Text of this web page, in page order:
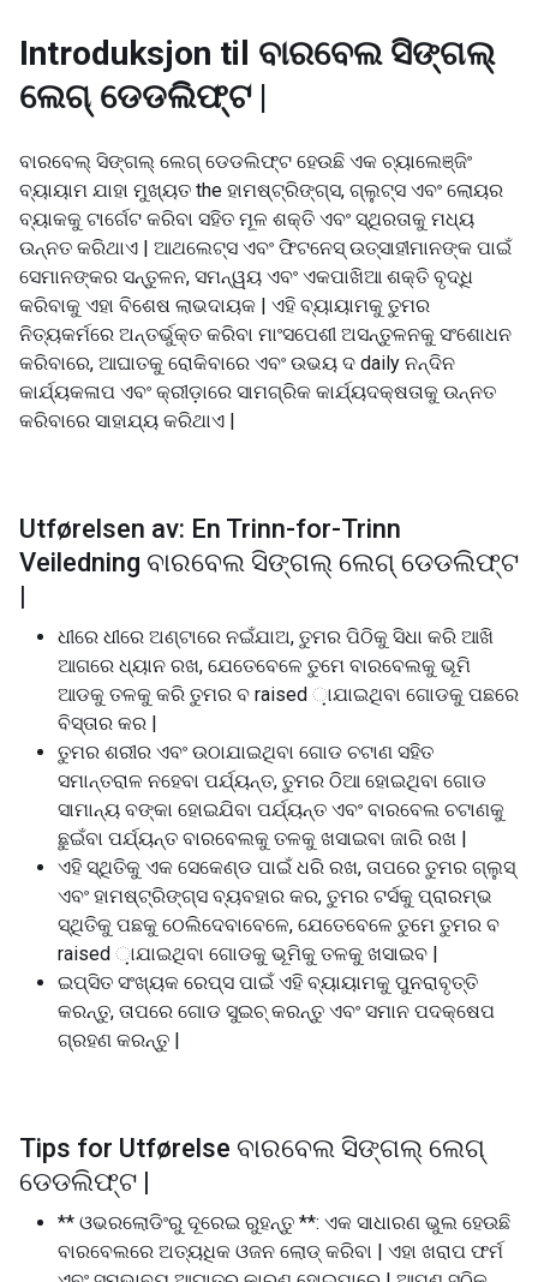
Introduksjon til ବାରବେଲ ସିଙ୍ଗଲ୍
ଲେଗ୍ ଡେଡଲିଫ୍ଟ |
ବାରବେଲ୍ ସିଙ୍ଗଲ୍ ଲେଗ୍ ଡେଡଲିଫ୍ଟ ହେଉଛି ଏକ ଚ୍ୟାଲେଞ୍ଜିଂ
ବ୍ୟାୟାମ ଯାହା ମୁଖ୍ୟତ the ହାମଷ୍ଟ୍ରିଙ୍ଗ୍ସ, ଗ୍ଲୁଟ୍ସ ଏବଂ ଲୋୟର
ବ୍ୟାକକୁ ଟାର୍ଗେଟ କରିବା ସହିତ ମୂଳ ଶକ୍ତି ଏବଂ ସ୍ଥିରତାକୁ ମଧ୍ୟ
ଉନ୍ନତ କରିଥାଏ | ଆଥଲେଟ୍ସ ଏବଂ ଫିଟନେସ୍ ଉତ୍ସାହୀମାନଙ୍କ ପାଇଁ
ସେମାନଙ୍କର ସନ୍ତୁଳନ, ସମନ୍ୱୟ ଏବଂ ଏକପାଖିଆ ଶକ୍ତି ବୃଦ୍ଧି
କରିବାକୁ ଏହା ବିଶେଷ ଲାଭଦାୟକ | ଏହି ବ୍ୟାୟାମକୁ ତୁମର
ନିତ୍ୟକର୍ମରେ ଅନ୍ତର୍ଭୁକ୍ତ କରିବା ମାଂସପେଶୀ ଅସନ୍ତୁଳନକୁ ସଂଶୋଧନ
କରିବାରେ, ଆଘାତକୁ ରୋକିବାରେ ଏବଂ ଉଭୟ ଦ daily ନନ୍ଦିନ
କାର୍ଯ୍ୟକଳାପ ଏବଂ କ୍ରୀଡ଼ାରେ ସାମଗ୍ରିକ କାର୍ଯ୍ୟଦକ୍ଷତାକୁ ଉନ୍ନତ
କରିବାରେ ସାହାଯ୍ୟ କରିଥାଏ |
Utførelsen av: En Trinn-for-Trinn
Veiledning ବାରବେଲ ସିଙ୍ଗଲ୍ ଲେଗ୍ ଡେଡଲିଫ୍ଟ
|
ଧୀରେ ଧୀରେ ଅଣ୍ଟାରେ ନଇଁଯାଅ, ତୁମର ପିଠିକୁ ସିଧା କରି ଆଖି
ଆଗରେ ଧ୍ୟାନ ରଖ, ଯେତେବେଳେ ତୁମେ ବାରବେଲକୁ ଭୂମି
ଆଡକୁ ତଳକୁ କରି ତୁମର ବ raised ଼ାଯାଇଥିବା ଗୋଡକୁ ପଛରେ
ବିସ୍ତାର କର |
ତୁମର ଶରୀର ଏବଂ ଉଠାଯାଇଥିବା ଗୋଡ ଚଟାଣ ସହିତ
ସମାନ୍ତରାଳ ନହେବା ପର୍ଯ୍ୟନ୍ତ, ତୁମର ଠିଆ ହୋଇଥିବା ଗୋଡ
ସାମାନ୍ୟ ବଙ୍କା ହୋଇଯିବା ପର୍ଯ୍ୟନ୍ତ ଏବଂ ବାରବେଲ ଚଟାଣକୁ
ଛୁଇଁବା ପର୍ଯ୍ୟନ୍ତ ବାରବେଲକୁ ତଳକୁ ଖସାଇବା ଜାରି ରଖ |
ଏହି ସ୍ଥିତିକୁ ଏକ ସେକେଣ୍ଡ ପାଇଁ ଧରି ରଖ, ତାପରେ ତୁମର ଗ୍ଲୁସ୍
ଏବଂ ହାମଷ୍ଟ୍ରିଙ୍ଗ୍ସ ବ୍ୟବହାର କର, ତୁମର ଟର୍ସକୁ ପ୍ରାରମ୍ଭ
ସ୍ଥିତିକୁ ପଛକୁ ଠେଲିଦେବାବେଳେ, ଯେତେବେଳେ ତୁମେ ତୁମର ବ
raised ଼ାଯାଇଥିବା ଗୋଡକୁ ଭୂମିକୁ ତଳକୁ ଖସାଇବ |
ଇପ୍ସିତ ସଂଖ୍ୟକ ରେପ୍ସ ପାଇଁ ଏହି ବ୍ୟାୟାମକୁ ପୁନରାବୃତ୍ତି
କରନ୍ତୁ, ତାପରେ ଗୋଡ ସୁଇଚ୍ କରନ୍ତୁ ଏବଂ ସମାନ ପଦକ୍ଷେପ
ଗ୍ରହଣ କରନ୍ତୁ |
Tips for Utførelse ବାରବେଲ ସିଙ୍ଗଲ୍ ଲେଗ୍
ଡେଡଲିଫ୍ଟ |
** ଓଭରଲୋଡିଂରୁ ଦୂରେଇ ରୁହନ୍ତୁ **: ଏକ ସାଧାରଣ ଭୁଲ ହେଉଛି
ବାରବେଲରେ ଅତ୍ୟଧିକ ଓଜନ ଲୋଡ୍ କରିବା | ଏହା ଖରାପ ଫର୍ମ